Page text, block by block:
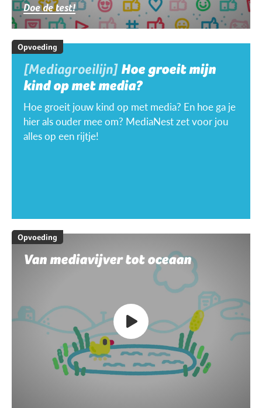
Doe de test!
Opvoeding
[Mediagroeilijn] Hoe groeit mijn
kind op met media?
Hoe groeit jouw kind op met media? En hoe ga je
hier als ouder mee om? MediaNest zet voor jou
alles op een rijtje!
Opvoeding
Van mediavijver tot oceaan